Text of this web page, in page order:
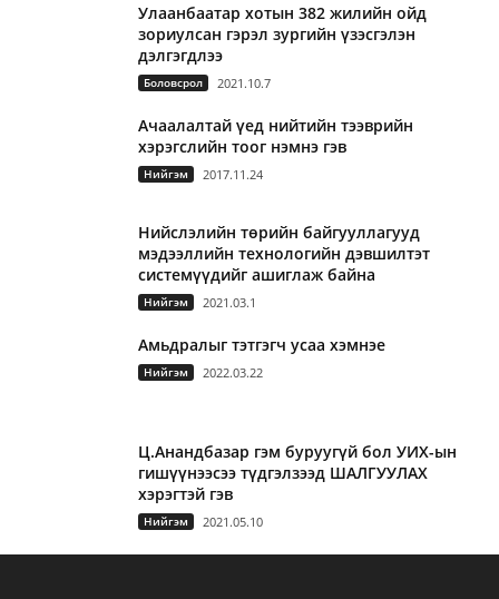
Улаанбаатар хотын 382 жилийн ойд
зориулсан гэрэл зургийн үзэсгэлэн
дэлгэгдлээ
Боловсрол 2021.10.7
Ачаалалтай үед нийтийн тээврийн
хэрэгслийн тоог нэмнэ гэв
Нийгэм 2017.11.24
Нийслэлийн төрийн байгууллагууд
мэдээллийн технологийн дэвшилтэт
системүүдийг ашиглаж байна
Нийгэм 2021.03.1
Амьдралыг тэтгэгч усаа хэмнэе
Нийгэм 2022.03.22
Ц.Анандбазар гэм буруугүй бол УИХ-ын
гишүүнээсээ түдгэлзээд ШАЛГУУЛАХ
хэрэгтэй гэв
Нийгэм 2021.05.10